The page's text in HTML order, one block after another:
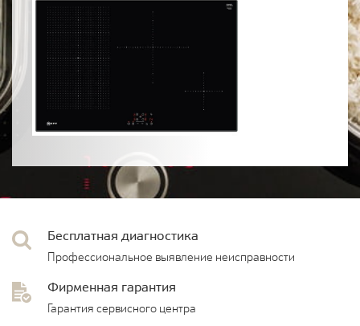
Бесплатная диагностика
Профессиональное выявление неисправности
Фирменная гарантия
Гарантия сервисного центра